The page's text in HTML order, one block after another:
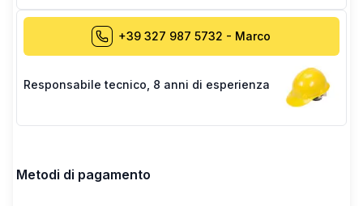
+39 327 987 5732 - Marco
Responsabile tecnico 8 anni di esperienza
Metodi di pagamento